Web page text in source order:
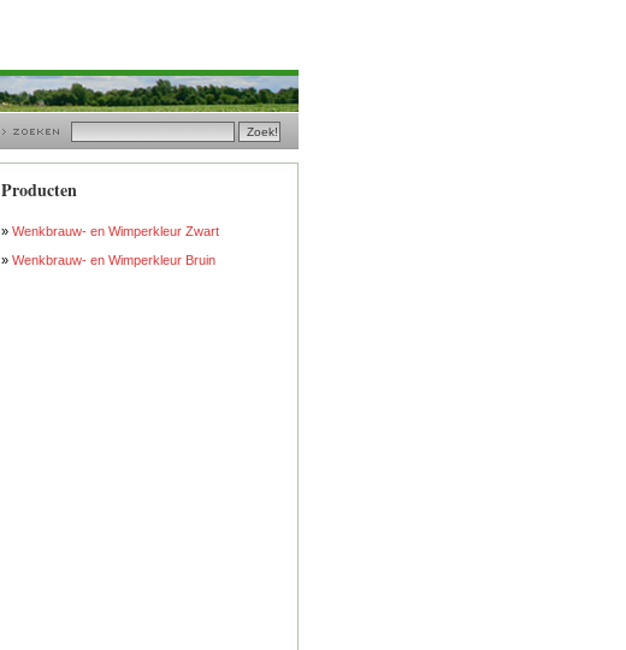
Producten
» Wenkbrauw- en Wimperkleur Zwart
» Wenkbrauw- en Wimperkleur Bruin